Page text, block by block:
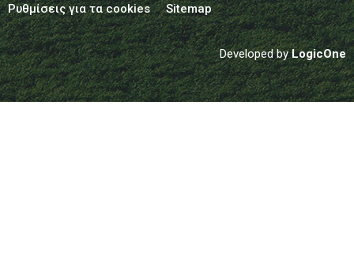
Ρυθμίσεις για τα cookies
Sitemap
Developed byLogicOne